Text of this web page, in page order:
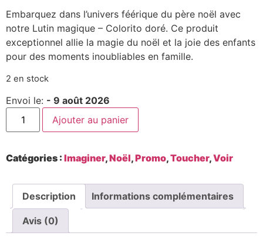
Embarquez dans l’univers féérique du père noël avec
notre Lutin magique – Colorito doré. Ce produit
exceptionnel allie la magie du noël et la joie des enfants
pour des moments inoubliables en famille.
2 en stock
Envoi le: - 9 août 2026
Ajouter au panier
Catégories : Imaginer,Noël,Promo,Toucher,Voir
Description Informations complémentaires
Avis (0)